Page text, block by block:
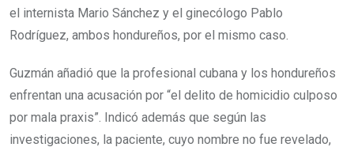
el internista Mario Sánchez y el ginecólogo Pablo
Rodríguez, ambos hondureños, por el mismo caso.
Guzmán añadió que la profesional cubana y los hondureños
enfrentan una acusación por “el delito de homicidio culposo
por mala praxis”. Indicó además que según las
investigaciones, la paciente, cuyo nombre no fue revelado,